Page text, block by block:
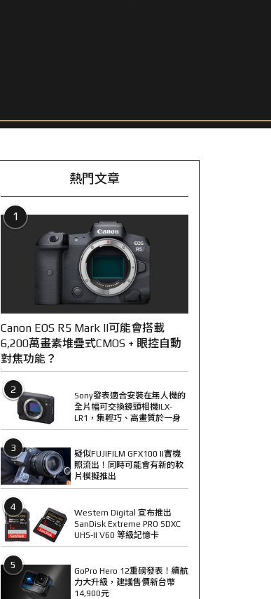
熱門文章
1
Canon EOS R5 Mark II可能會搭載
6,200萬畫素堆疊式CMOS + 眼控自動
對焦功能？
2
Sony發表適合安裝在無人機的
全片幅可交換鏡頭相機ILX-
LR1，集輕巧、高畫質於一身
3
疑似FUJIFILM GFX100 II實機
照流出！同時可能會有新的軟
片模擬推出
4
Western Digital 宣布推出
SanDisk Extreme PRO SDXC
UHS-II V60 等級記憶卡
5
GoPro Hero 12重磅發表！續航
力大升級，建議售價新台幣
14,900元